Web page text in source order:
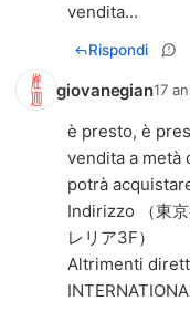
vendita...
Rispondi
giovanegian17
è presto, è
vendita a metà
potrà
Indirizzo （東
レリア3F）
Altrimenti